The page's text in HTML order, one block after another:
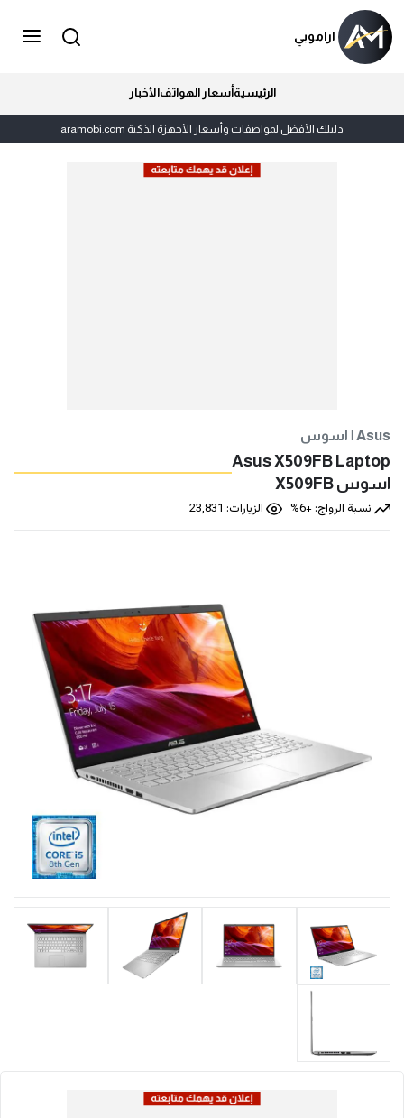
اراموبي
الرئيسيةأسعار الهواتفالأخبار
دليلك الأفضل لمواصفات وأسعار الأجهزة الذكية aramobi.com
اسوس | Asus
Asus X509FB Laptop
اسوس X509FB
نسبة الرواج: +6%
الزيارات: 23,831